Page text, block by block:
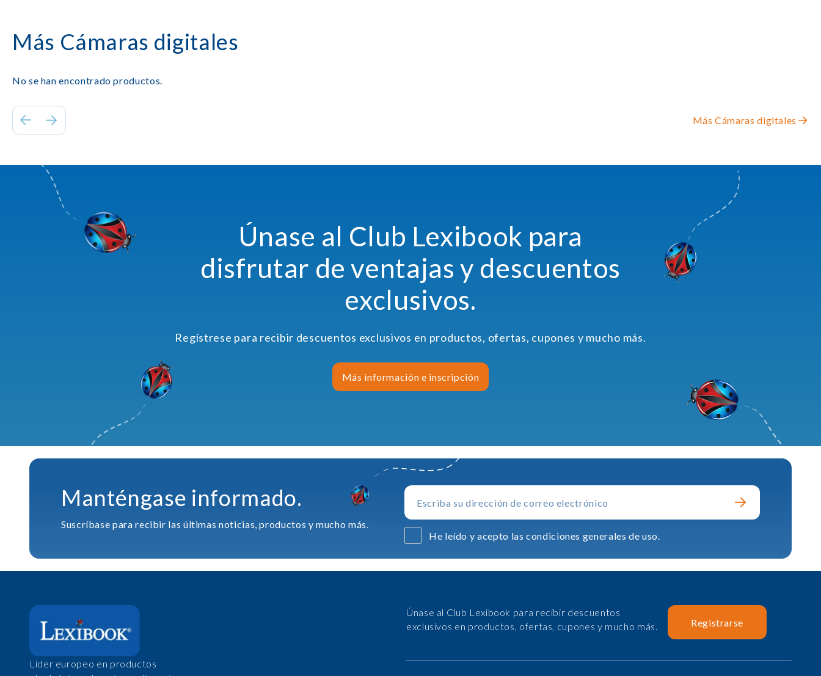
Más Cámaras digitales
No se han encontrado productos.
Más Cámaras digitales
Únase al Club Lexibook para
disfrutar de ventajas y descuentos
exclusivos.
Regístrese para recibir descuentos exclusivos en productos, ofertas, cupones y mucho más.
Más información e inscripción
Manténgase informado.
Suscríbase para recibir las últimas noticias, productos y mucho más.
He leído y acepto las condiciones generales de uso.
Líder europeo en productos
Únase al Club Lexibook para recibir descuentos
exclusivos en productos, ofertas, cupones y mucho más.
Registrarse